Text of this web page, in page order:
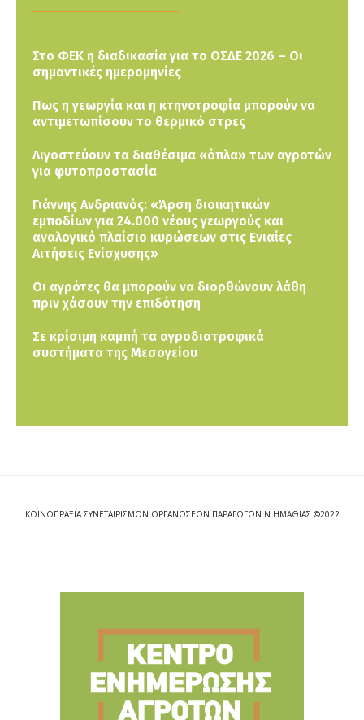
Στο ΦΕΚ η διαδικασία για το ΟΣΔΕ 2026 – Οι
σημαντικές ημερομηνίες
Πως η γεωργία και η κτηνοτροφία μπορούν να
αντιμετωπίσουν το θερμικό στρες
Λιγοστεύουν τα διαθέσιμα «όπλα» των αγροτών
για φυτοπροστασία
Γιάννης Ανδριανός: «Άρση διοικητικών
εμποδίων για 24.000 νέους γεωργούς και
αναλογικό πλαίσιο κυρώσεων στις Ενιαίες
Αιτήσεις Ενίσχυσης»
Οι αγρότες θα μπορούν να διορθώνουν λάθη
πριν χάσουν την επιδότηση
Σε κρίσιμη καμπή τα αγροδιατροφικά
συστήματα της Μεσογείου
ΚΟΙΝΟΠΡΑΞΙΑ ΣΥΝΕΤΑΙΡΙΣΜΩΝ ΟΡΓΑΝΩΣΕΩΝ ΠΑΡΑΓΩΓΩΝ Ν.ΗΜΑΘΙΑΣ ©2022